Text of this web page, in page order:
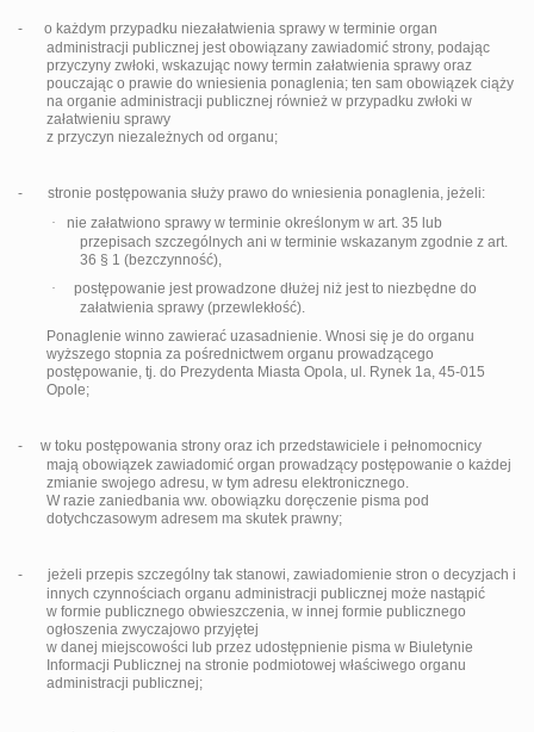
-
o każdym przypadku niezałatwienia sprawy w terminie organ
administracji publicznej jest obowiązany zawiadomić strony, podając
przyczyny zwłoki, wskazując nowy termin załatwienia sprawy oraz
pouczając o prawie do wniesienia ponaglenia; ten sam obowiązek ciąży
na organie administracji publicznej również w przypadku zwłoki w
załatwieniu sprawy
z przyczyn niezależnych od organu;
-
stronie postępowania służy prawo do wniesienia ponaglenia, jeżeli:
·
nie załatwiono sprawy w terminie określonym w art. 35 lub
przepisach szczególnych ani w terminie wskazanym zgodnie z art.
36 § 1 (bezczynność),
·
postępowanie jest prowadzone dłużej niż jest to niezbędne do
załatwienia sprawy (przewlekłość).
Ponaglenie winno zawierać uzasadnienie. Wnosi się je do organu
wyższego stopnia za pośrednictwem organu prowadzącego
postępowanie, tj. do Prezydenta Miasta Opola, ul. Rynek 1a, 45-015
Opole;
-
w toku postępowania strony oraz ich przedstawiciele i pełnomocnicy
mają obowiązek zawiadomić organ prowadzący postępowanie o każdej
zmianie swojego adresu, w tym adresu elektronicznego.
W razie zaniedbania ww. obowiązku doręczenie pisma pod
dotychczasowym adresem ma skutek prawny;
-
jeżeli przepis szczególny tak stanowi, zawiadomienie stron o decyzjach i
innych czynnościach organu administracji publicznej może nastąpić
w formie publicznego obwieszczenia, w innej formie publicznego
ogłoszenia zwyczajowo przyjętej
w danej miejscowości lub przez udostępnienie pisma w Biuletynie
Informacji Publicznej na stronie podmiotowej właściwego organu
administracji publicznej;